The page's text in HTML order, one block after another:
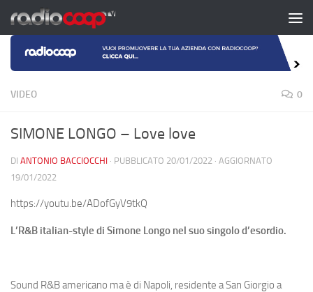
Salta al contenuto
VIDEO 0
SIMONE LONGO – Love love
DI ANTONIO BACCIOCCHI · PUBBLICATO 20/01/2022 · AGGIORNATO
19/01/2022
https://youtu.be/ADofGyV9tkQ
L’R&B italian-style di Simone Longo nel suo singolo d’esordio.
Sound R&B americano ma è di Napoli, residente a San Giorgio a